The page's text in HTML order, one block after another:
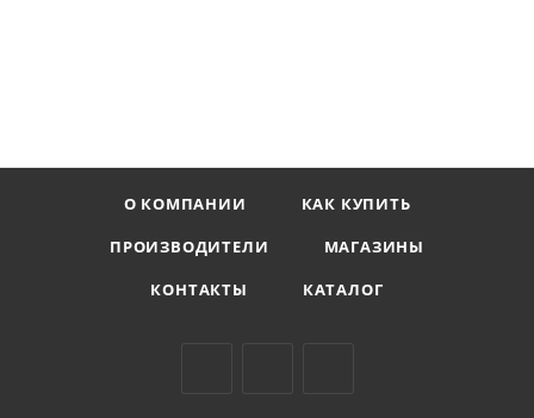
О КОМПАНИИ
КАК КУПИТЬ
ПРОИЗВОДИТЕЛИ
МАГАЗИНЫ
КОНТАКТЫ
КАТАЛОГ